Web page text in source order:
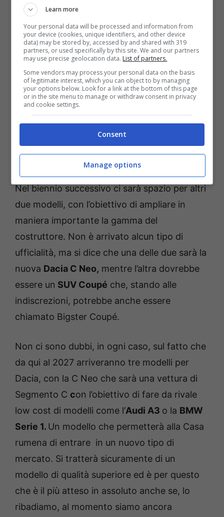
brand rumeno.
Nel biennio successivo ci sarà spazio per altri
due modelli, con l’obiettivo di ampliare in
maniera importante la gamma del
costruttore. Non è arrivato alcun tipo di
ufficialità, ma si dice che una delle due sarà la
nuova Dacia C Neo, mentre l’altra dovrebbe
essere un SUV Coupé che, stando alle
indiscrezioni, potrebbe anche essere
chiamato Bigster Coupé.
Non ci sono dubbi, in ogni caso, sul fatto che
da qui al 2027 arriveranno tre modelli per
Dacia, con la C Neo che sarà una vettura di
Segmento C con l’obiettivo di fare da rivale
low cost di modelli come l’Audi A3 o la BMW
Serie 1. Un modello che permetterà alla Casa
rumena di entrare in un nuovo tipo di
mercato. Si tratterà sicuramente di un
modello di qualità superiore ed è per questo
che è il più atteso in assoluto anche se, lo
ribadiamo, al momento siamo ancora
Learn more
Your personal data will be processed and information from
your device (cookies, unique identifiers, and other device
data) may be stored by, accessed by and shared with 319
partners, or used specifically by this site. We and our partners
may use precise geolocation data. List of partners.
Some vendors may process your personal data on the basis
of legitimate interest, which you can object to by managing
your options below. Look for a link at the bottom of this page
or in the site menu to manage or withdraw consent in privacy
and cookie settings.
Consent
Manage options